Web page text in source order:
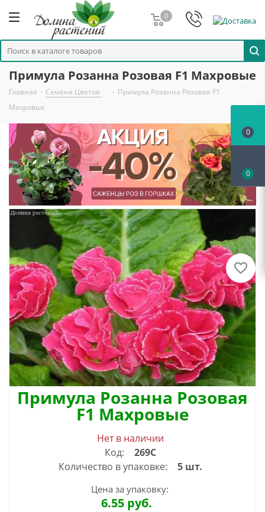
0
Примула Розанна Розовая F1 Махровые
Главная - Семена Цветов - Примула Розанна Розовая F1
Махровые
Примула Розанна Розовая
F1 Махровые
Нет в наличии
Код:
269С
Количество в упаковке:
5 шт.
Цена за упаковку:
6.55 руб.
0
0